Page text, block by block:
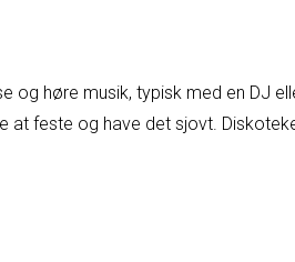
og høre musik, typisk med en DJ
feste og have det sjovt.